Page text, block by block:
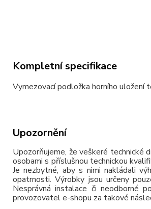
Kompletní specifikace
Vymezovací podložka horního
Upozornění
Upozorňujeme, že veškeré technické
osobami s příslušnou technickou
Je nezbytné, aby s nimi nakládali
opatrnosti. Výrobky jsou určeny
Nesprávná instalace či neodborné
provozovatel e-shopu za takové